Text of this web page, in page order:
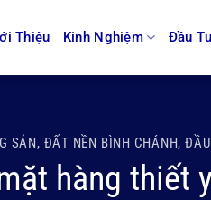
Thiệu Kinh Nghiệm Đầu
SẢN, ĐẤT NỀN BÌNH CHÁNH,
hàng thiết